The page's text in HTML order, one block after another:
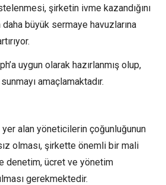
şirketin ivme kazandığını
büyük sermaye havuzlarına
uygun olarak hazırlanmış olup,
amaçlamaktadır.
alan yöneticilerin çoğunluğunun
olması, şirkette önemli bir mali
denetim, ücret ve yönetim
gerekmektedir.